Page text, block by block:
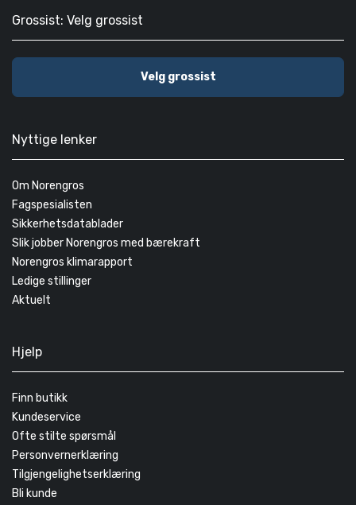
Grossist: Velg grossist
Velg grossist
Nyttige lenker
Om Norengros
Fagspesialisten
Sikkerhetsdatablader
Slik jobber Norengros med bærekraft
Norengros klimarapport
Ledige stillinger
Aktuelt
Hjelp
Finn butikk
Kundeservice
Ofte stilte spørsmål
Personvernerklæring
Tilgjengelighetserklæring
Bli kunde